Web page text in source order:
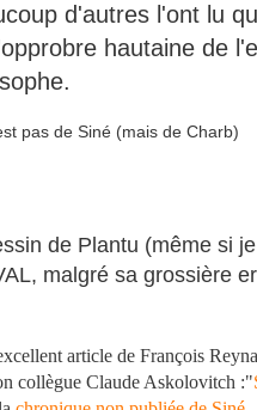
d'autres l'ont lu
hautaine de
pas de Siné (mais de Charb)
de Plantu (même si je
malgré sa grossière
article de François
collègue Claude Askolovitch :"